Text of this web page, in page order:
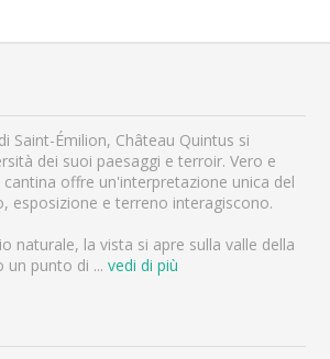
Saint-Émilion, Château Quintus si
dei suoi paesaggi e terroir. Vero e
offre un'interpretazione unica del
esposizione e terreno interagiscono.
naturale, la vista si apre sulla valle della
un punto di ... vedi di più